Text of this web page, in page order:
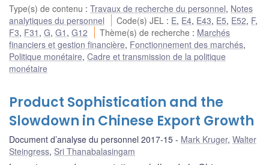
Type(s) de contenu : Travaux de recherche du personnel, Notes
analytiques du personnel
Code(s) JEL : E, E4, E43, E5, E52, F,
F3, F31 , G, G1 , G12 Thème(s) de recherche : Marchés
financiers et gestion financière, Fonctionnement des marchés,
Politique monétaire, Cadre et transmission de la politique
monétaire
Product Sophistication and the
Slowdown in Chinese Export Growth
Document d’analyse du personnel 2017-15 Mark Kruger, Walter
Steingress, Sri Thanabalasingam